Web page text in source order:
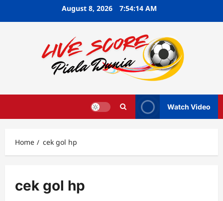
August 8, 2026 7:54:15 AM
Watch Video
Home cek gol hp
cek gol hp